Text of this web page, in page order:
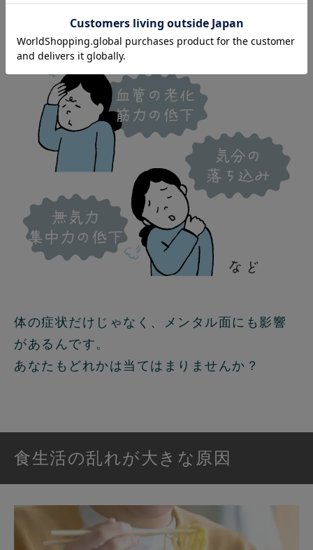
体の症状だけじゃなく、メンタル面にも影響
があるんです。
あなたもどれかは当てはまりませんか？
食生活の乱れが大きな原因